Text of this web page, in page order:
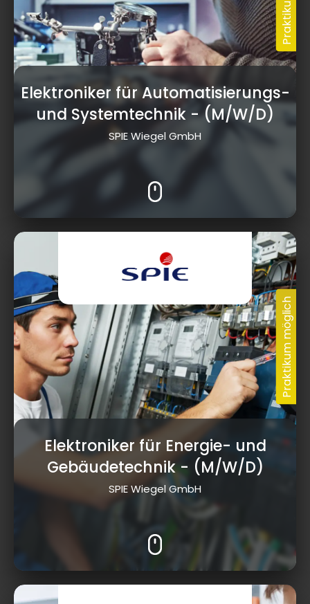
Elektroniker für Automatisierungs-
und Systemtechnik - (M/W/D)
SPIE Wiegel GmbH
Elektroniker für Energie- und
Gebäudetechnik- (M/W/D)
SPIE Wiegel GmbH